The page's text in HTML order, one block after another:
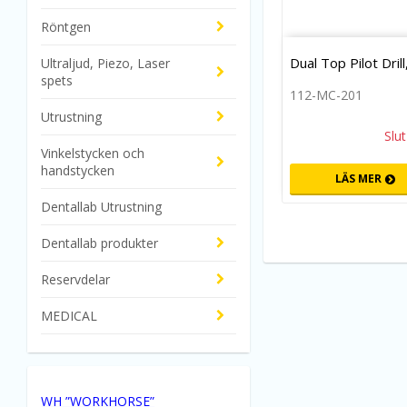
Röntgen
Ultraljud, Piezo, Laser
spets
Utrustning
Vinkelstycken och
handstycken
Dentallab Utrustning
Dentallab produkter
Reservdelar
MEDICAL
WH ”WORKHORSE”
Dual Top Pilot
112-MC-201
LÄS MER